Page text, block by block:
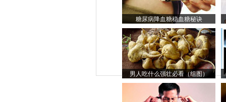
糖尿病降血糖稳血糖秘诀
男人吃什么强壮必看（组图）